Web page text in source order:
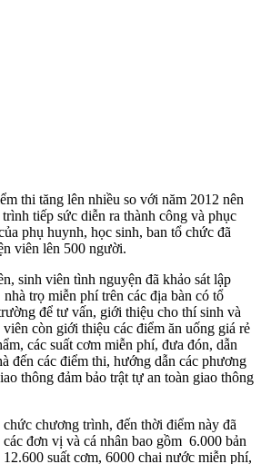
thi tăng lên nhiều so với năm 2012 nên
tiếp sức diễn ra thành công và phục
phụ huynh, học sinh, ban tổ chức đã
viên lên 500 người.
sinh viên tình nguyện đã khảo sát lập
nhà trọ miễn phí trên các địa bàn có tổ
để tư vấn, giới thiệu cho thí sinh và
còn giới thiệu các điểm ăn uống giá rẻ
các suất cơm miễn phí, đưa đón, dẫn
đến các điểm thi, hướng dẫn các phương
thông đảm bảo trật tự an toàn giao thông
chương trình, đến thời điểm này đã
đơn vị và cá nhân bao gồm 6.000 bản
suất cơm, 6000 chai nước miễn phí,